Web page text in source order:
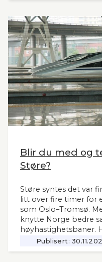
tid. Seners utredning
også for andre
Norge og til våre
Blir du med og
Støre?
Støre syntes det var
litt over fire timer for
som Oslo–Tromsø.
knytte Norge bedre
høyhastighetsbaner.
jernbanemidlene til
Markedet,
Publisert: